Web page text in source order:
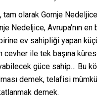
tam olarak Gornje
Nedeljice, Avrupa’nın
ev sahipliği yapan
cevher ile tek başına
güce sahip… Bu
demek, telafisi
demek.